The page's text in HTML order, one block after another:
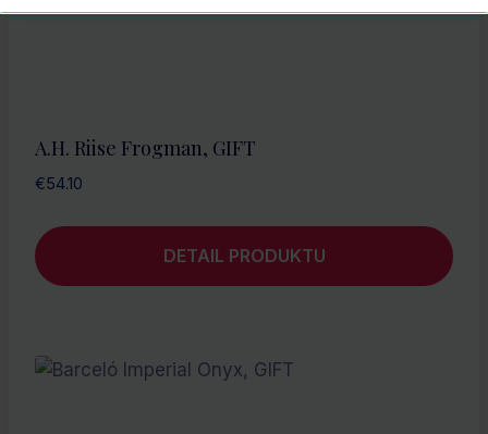
A.H. Riise Frogman, GIFT
€54.10
DETAIL PRODUKTU